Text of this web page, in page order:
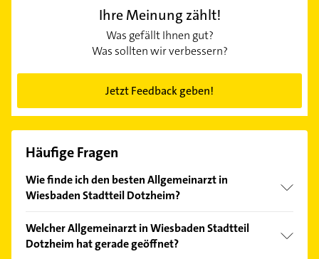
Ihre Meinung zählt!
Was gefällt Ihnen gut?
Was sollten wir verbessern?
Jetzt Feedback geben!
Häufige Fragen
Wie finde ich den besten Allgemeinarzt in
Wiesbaden Stadtteil Dotzheim?
Kundenmeinungen und profitieren Sie von den
Empfehlungen. Die Suchergebnisse können Sie sich
Welcher Allgemeinarzt in Wiesbaden Stadtteil
Dotzheim hat gerade geöffnet?